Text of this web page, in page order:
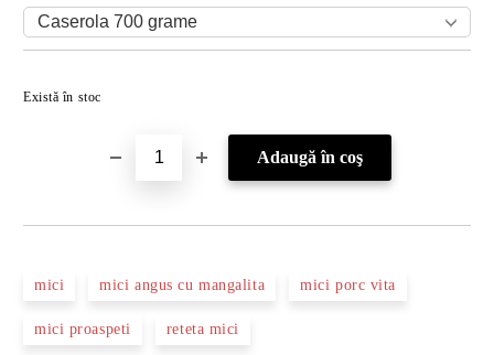
Există în stoc
mici mici angus cu mangalita mici porc vita
mici proaspeti reteta mici